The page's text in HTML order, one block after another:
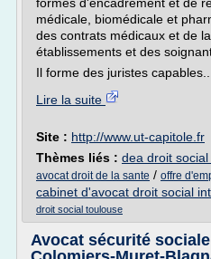
médicale, biomédicale et
des contrats médicaux et de
établissements et des
Il forme des juristes capables...
Lire la suite
Site : http://www.ut-capitole.fr
Thèmes liés : dea droit
avocat droit de la sante / offre
cabinet d'avocat droit social
droit social toulouse
Avocat sécurité